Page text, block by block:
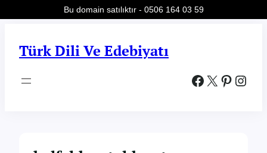
Türk Dili Ve Edebiyatı
Facebook X Pinterest Instagram
Bu domain satılıktır - 0506 164 03 59